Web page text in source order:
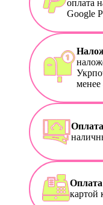
оплата
Google
менее
картой